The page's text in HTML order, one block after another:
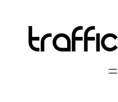
content